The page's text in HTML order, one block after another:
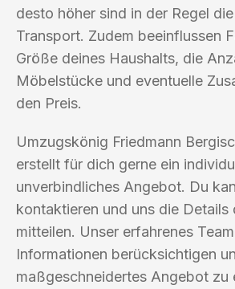
desto höher sind in der Regel
Transport. Zudem beeinflussen
Größe deines Haushalts, die
Möbelstücke und eventuelle
den Preis.
Umzugskönig Friedmann
erstellt für dich gerne ein
unverbindliches Angebot. Du
kontaktieren und uns die Details
mitteilen. Unser erfahrenes
Informationen berücksichtigen
maßgeschneidertes Angebot zu